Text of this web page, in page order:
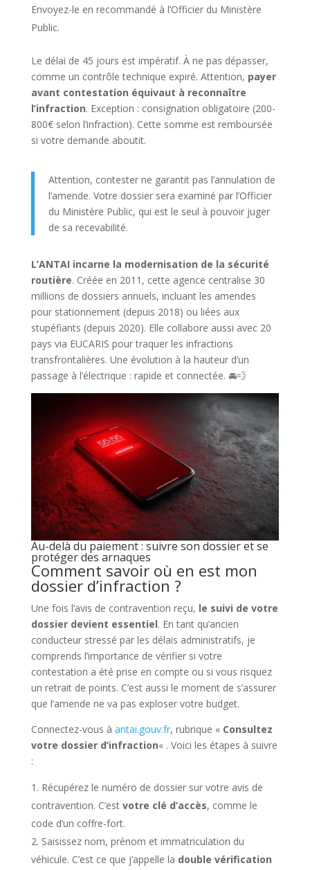
Envoyez-le en recommandé à l’Officier du Ministère
Public.
Le délai de 45 jours est impératif. À ne pas dépasser,
comme un contrôle technique expiré. Attention, payer
avant contestation équivaut à reconnaître
l’infraction. Exception : consignation obligatoire (200-
800€ selon l’infraction). Cette somme est remboursée
si votre demande aboutit.
Attention, contester ne garantit pas l’annulation de
l’amende. Votre dossier sera examiné par l’Officier
du Ministère Public, qui est le seul à pouvoir juger
de sa recevabilité.
L’ANTAI incarne la modernisation de la sécurité
routière. Créée en 2011, cette agence centralise 30
millions de dossiers annuels, incluant les amendes
pour stationnement (depuis 2018) ou liées aux
stupéfiants (depuis 2020). Elle collabore aussi avec 20
pays via EUCARIS pour traquer les infractions
transfrontalières. Une évolution à la hauteur d’un
passage à l’électrique : rapide et connectée. 🚘💨
Au-delà du paiement : suivre son dossier et se
protéger des arnaques
Comment savoir où en est mon
dossier d’infraction ?
Une fois l’avis de contravention reçu, le suivi de votre
dossier devient essentiel. En tant qu’ancien
conducteur stressé par les délais administratifs, je
comprends l’importance de vérifier si votre
contestation a été prise en compte ou si vous risquez
un retrait de points. C’est aussi le moment de s’assurer
que l’amende ne va pas exploser votre budget.
Connectez-vous à antai.gouv.fr, rubrique « Consultez
votre dossier d’infraction« . Voici les étapes à suivre
:
Récupérez le numéro de dossier sur votre avis de
contravention. C’est votre clé d’accès, comme le
code d’un coffre-fort.
Saisissez nom, prénom et immatriculation du
véhicule. C’est ce que j’appelle la double vérification